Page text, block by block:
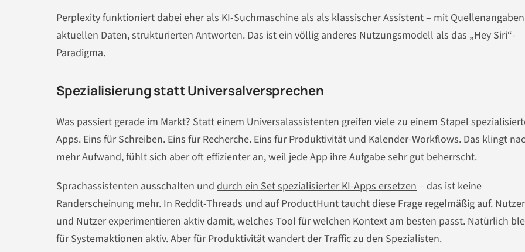
Perplexity funktioniert dabei eher als KI-Suchmaschine als als klassischer Assistent – mit
aktuellen Daten, strukturierten Antworten. Das ist ein völlig anderes Nutzungsmodell als das „Hey Siri“-
Paradigma.
Spezialisierung statt Universalversprechen
Was passiert gerade im Markt? Statt einem Universalassistenten greifen viele zu einem Stapel
Apps. Eins für Schreiben. Eins für Recherche. Eins für Produktivität und Kalender-Workflows. Das klingt
mehr Aufwand, fühlt sich aber oft effizienter an, weil jede App ihre Aufgabe sehr gut beherrscht.
Sprachassistenten ausschalten und durch ein Set spezialisierter KI-Apps ersetzen– das ist keine
Randerscheinung mehr. In Reddit-Threads und auf ProductHunt taucht diese Frage regelmäßig auf.
und Nutzer experimentieren aktiv damit, welches Tool für welchen Kontext am besten passt. Natürlich
für Systemaktionen aktiv. Aber für Produktivität wandert der Traffic zu den Spezialisten.